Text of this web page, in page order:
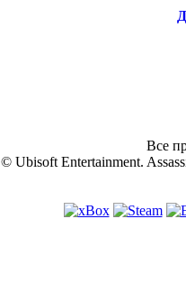
Все
© Ubisoft Entertainment.